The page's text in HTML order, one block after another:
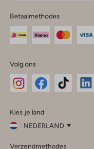
Betaalmethodes
Volg ons
InstagramFacebook
Kies je land
NEDERLAND
je
Verzendmethodes